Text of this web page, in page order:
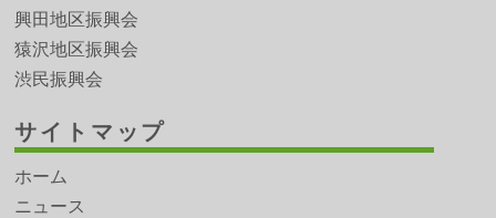
興田地区振興会
猿沢地区振興会
渋民振興会
サイトマップ
ホーム
ニュース